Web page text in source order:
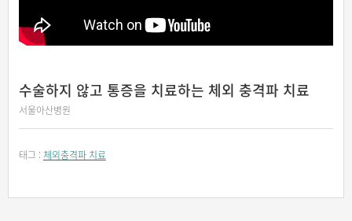
수술하지 않고 통증을 치료하는 체외 충격파 치료
서울아산병원
태그 : 체외충격파 치료